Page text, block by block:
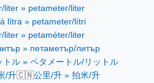
liter » petameter/liter
lítra » petameter/lítri
liter » petaméter/liter
» петаметър/литър
トル » ペタメートル/リットル
/升🇨🇳公里/升 » 拍米/升